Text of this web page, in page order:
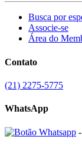
Busca por
Associe-se
Área do
Contato
(21) 2275-5775
WhatsApp